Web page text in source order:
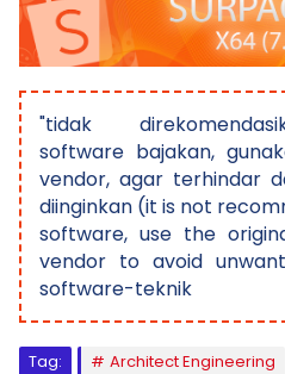
"tidak
software bajakan,
vendor, agar terhindar
diinginkan (it is not
software, use the
vendor to avoid
software-teknik
Tag: Architect Engineering